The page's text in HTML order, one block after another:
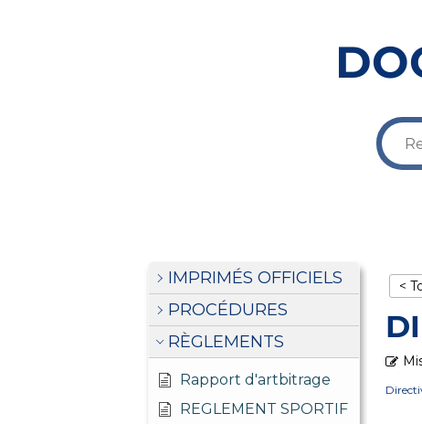
IMPRIMÉS OFFICIELS
PROCÉDURES
RÈGLEMENTS
Rapport d'artbitrage
REGLEMENT SPORTIF
<